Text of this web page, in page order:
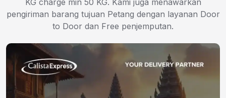
KG charge min 50 KG. Kami juga menawarkan
pengiriman barang tujuan Petang dengan layanan Door
to Door dan Free penjemputan.